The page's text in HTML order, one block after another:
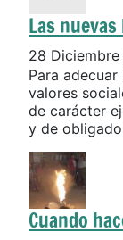
Las
28
Para
valores
de carácter
y de
Cuando